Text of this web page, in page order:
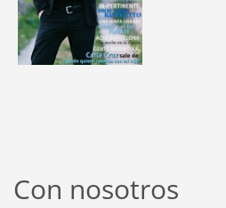
Con nosotros